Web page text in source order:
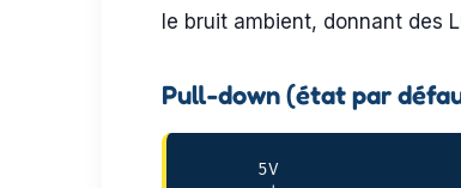
le bruit ambient, donnant des
Pull-down (état par
      5V